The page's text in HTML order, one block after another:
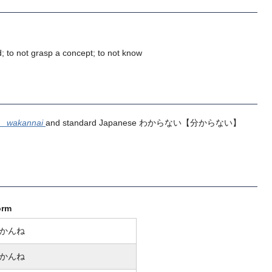
to not grasp a concept; to not know
wakannaiand standard Japanese わからない 【分からない】
んね
んね